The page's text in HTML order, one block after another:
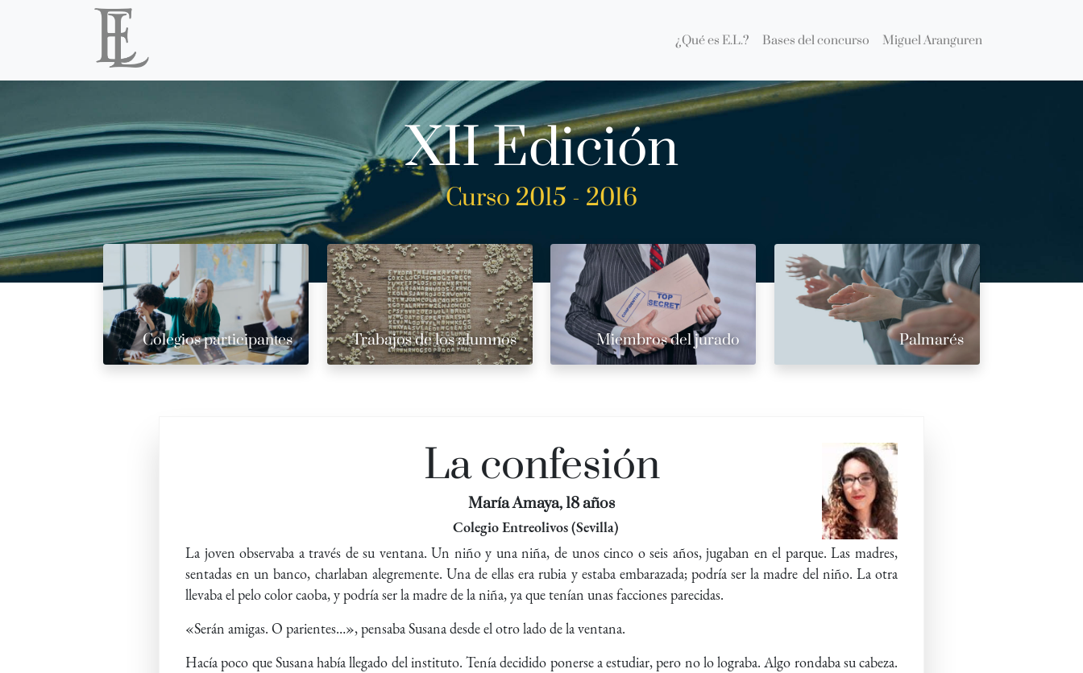
¿Qué es E.L.? Bases del concurso Miguel Aranguren
XII Edición
Curso 2015 - 2016
Colegios participantes Trabajos de los alumnos Miembros del jurado Palmarés
La confesión
María Amaya, 18 años
Colegio Entreolivos (Sevilla)
La joven observaba a través de su ventana. Un niño y una niña, de unos cinco o seis años, jugaban en el parque. Las madres,
sentadas en un banco, charlaban alegremente. Una de ellas era rubia y estaba embarazada; podría ser la madre del niño. La otra
llevaba el pelo color caoba, y podría ser la madre de la niña, ya que tenían unas facciones parecidas.
«Serán amigas. O parientes…», pensaba Susana desde el otro lado de la ventana.
Hacía poco que Susana había llegado del instituto. Tenía decidido ponerse a estudiar, pero no lo lograba. Algo rondaba su cabeza.